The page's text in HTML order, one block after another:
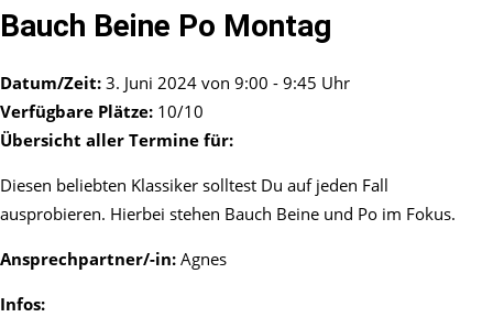
Bauch Beine Po Montag
Datum/Zeit: 3. Juni 2024 von 9:00 - 9:45 Uhr
Verfügbare Plätze: 10/10
Übersicht aller Termine für:
Diesen beliebten Klassiker solltest Du auf jeden Fall
ausprobieren. Hierbei stehen Bauch Beine und Po im Fokus.
Ansprechpartner/-in: Agnes
Infos: